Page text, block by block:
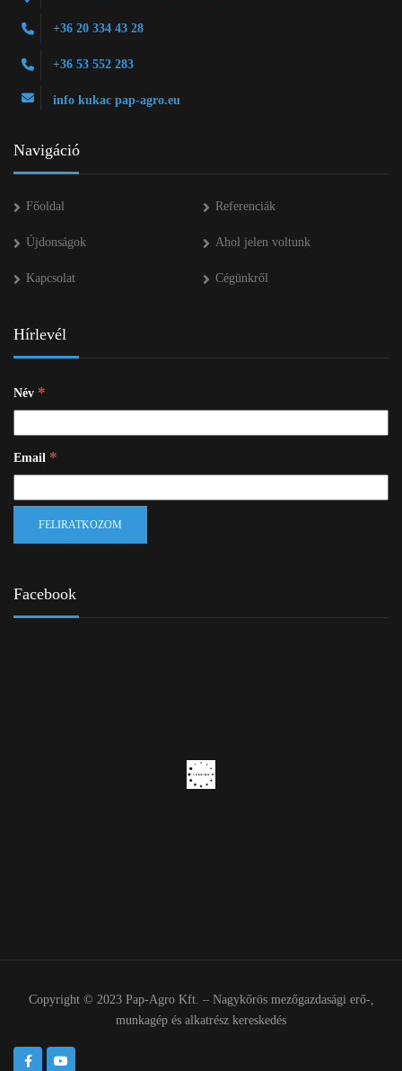
+36 20 334 43 28
+36 53 552 283
info kukac pap-agro.eu
Navigáció
Főoldal Referenciák
Újdonságok Ahol jelen voltunk
Kapcsolat Cégünkről
Hírlevél
Név *
Email *
Facebook
Copyright © 2023 Pap-Agro Kft. – Nagykőrös mezőgazdasági erő-,
munkagép és alkatrész kereskedés